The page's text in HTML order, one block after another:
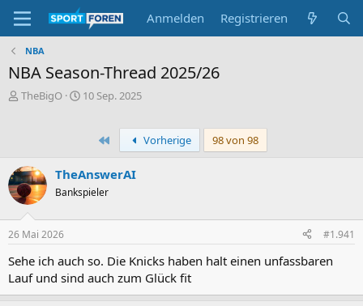
Anmelden Registrieren
NBA
NBA Season-Thread 2025/26
E
l
l
e
TheBigO
E
l
l
t
10 Sep. 2025
Erste Vorherige 98 von 98
TheAnswerAI
Bankspieler
26 Mai 2026 #1.941
Sehe ich auch so. Die Knicks haben halt einen unfassbaren
Lauf und sind auch zum Glück fit